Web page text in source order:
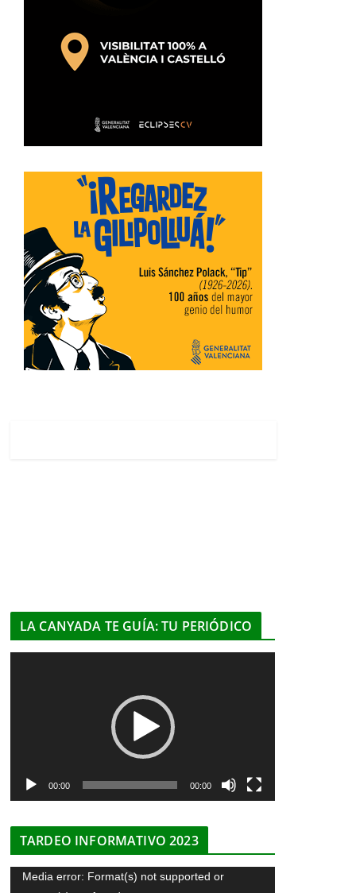
LA CANYADA TE GUÍA: TU PERIÓDICO
c
r
00:00 00:00
TARDEO INFORMATIVO 2023
Media error: Format(s) not supported or